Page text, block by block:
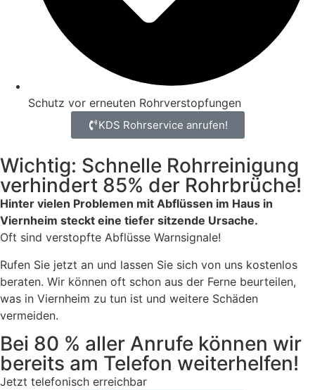
Schutz vor erneuten Rohrverstopfungen
KDS Rohrservice anrufen!
Wichtig: Schnelle Rohrreinigung
verhindert 85% der Rohrbrüche!
Hinter vielen Problemen mit Abflüssen im Haus in
Viernheim steckt eine tiefer sitzende Ursache.
Oft sind verstopfte Abflüsse Warnsignale!
Rufen Sie jetzt an und lassen Sie sich von uns kostenlos
beraten. Wir können oft schon aus der Ferne beurteilen,
was in Viernheim zu tun ist und weitere Schäden
vermeiden.
Bei 80 % aller Anrufe können wir
bereits am Telefon weiterhelfen!
Jetzt telefonisch erreichbar